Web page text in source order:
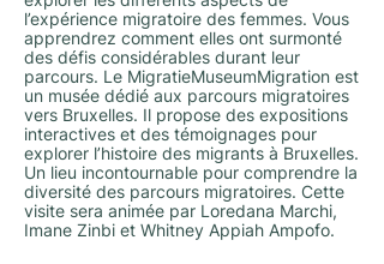
l’expérience migratoire des femmes. Vous
apprendrez comment elles ont surmonté
des défis considérables durant leur
parcours. Le MigratieMuseumMigration est
un musée dédié aux parcours migratoires
vers Bruxelles. Il propose des expositions
interactives et des témoignages pour
explorer l’histoire des migrants à Bruxelles.
Un lieu incontournable pour comprendre la
diversité des parcours migratoires. Cette
visite sera animée par Loredana Marchi,
Imane Zinbi et Whitney Appiah Ampofo.